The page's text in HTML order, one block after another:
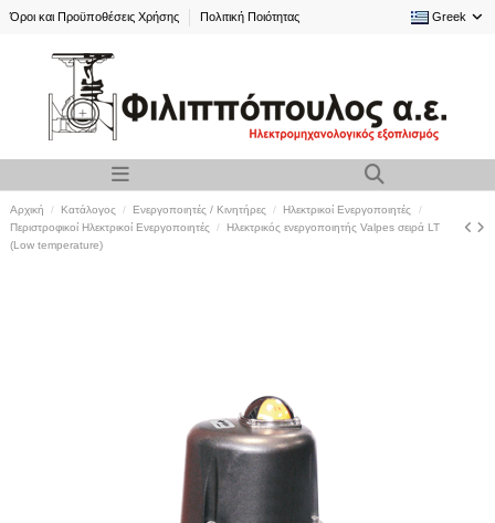
Όροι και Προϋποθέσεις Χρήσης Πολιτική Ποιότητας Greek
Αρχική Κατάλογος Ενεργοποιητές / Κινητήρες
Ηλεκτρικοί Ενεργοποιητές
Περιστροφικοί Ηλεκτρικοί Ενεργοποιητές
Ηλεκτρικός ενεργοποιητής Valpes σειρά LT
(Low temperature)